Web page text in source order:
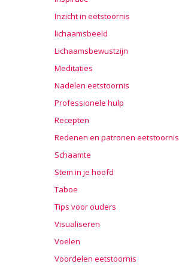
Inzicht in eetstoornis
lichaamsbeeld
Lichaamsbewustzijn
Meditaties
Nadelen eetstoornis
Professionele hulp
Recepten
Redenen en patronen eetstoornis
Schaamte
Stem in je hoofd
Taboe
Tips voor ouders
Visualiseren
Voelen
Voordelen eetstoornis